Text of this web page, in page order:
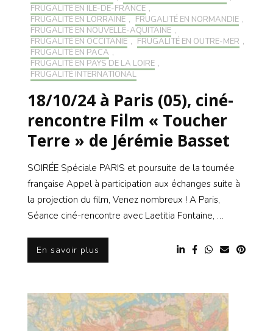
FRUGALITÉ EN ILE-DE-FRANCE ,
FRUGALITÉ EN LORRAINE , FRUGALITÉ EN NORMANDIE ,
FRUGALITÉ EN NOUVELLE-AQUITAINE ,
FRUGALITÉ EN OCCITANIE , FRUGALITÉ EN OUTRE-MER ,
FRUGALITÉ EN PACA ,
FRUGALITÉ EN PAYS DE LA LOIRE ,
FRUGALITÉ INTERNATIONAL
18/10/24 à Paris (05), ciné-
rencontre Film « Toucher
Terre » de Jérémie Basset
SOIRÉE Spéciale PARIS et poursuite de la tournée
française Appel à participation aux échanges suite à
la projection du film, Venez nombreux ! A Paris,
Séance ciné-rencontre avec Laetitia Fontaine, …
En savoir plus